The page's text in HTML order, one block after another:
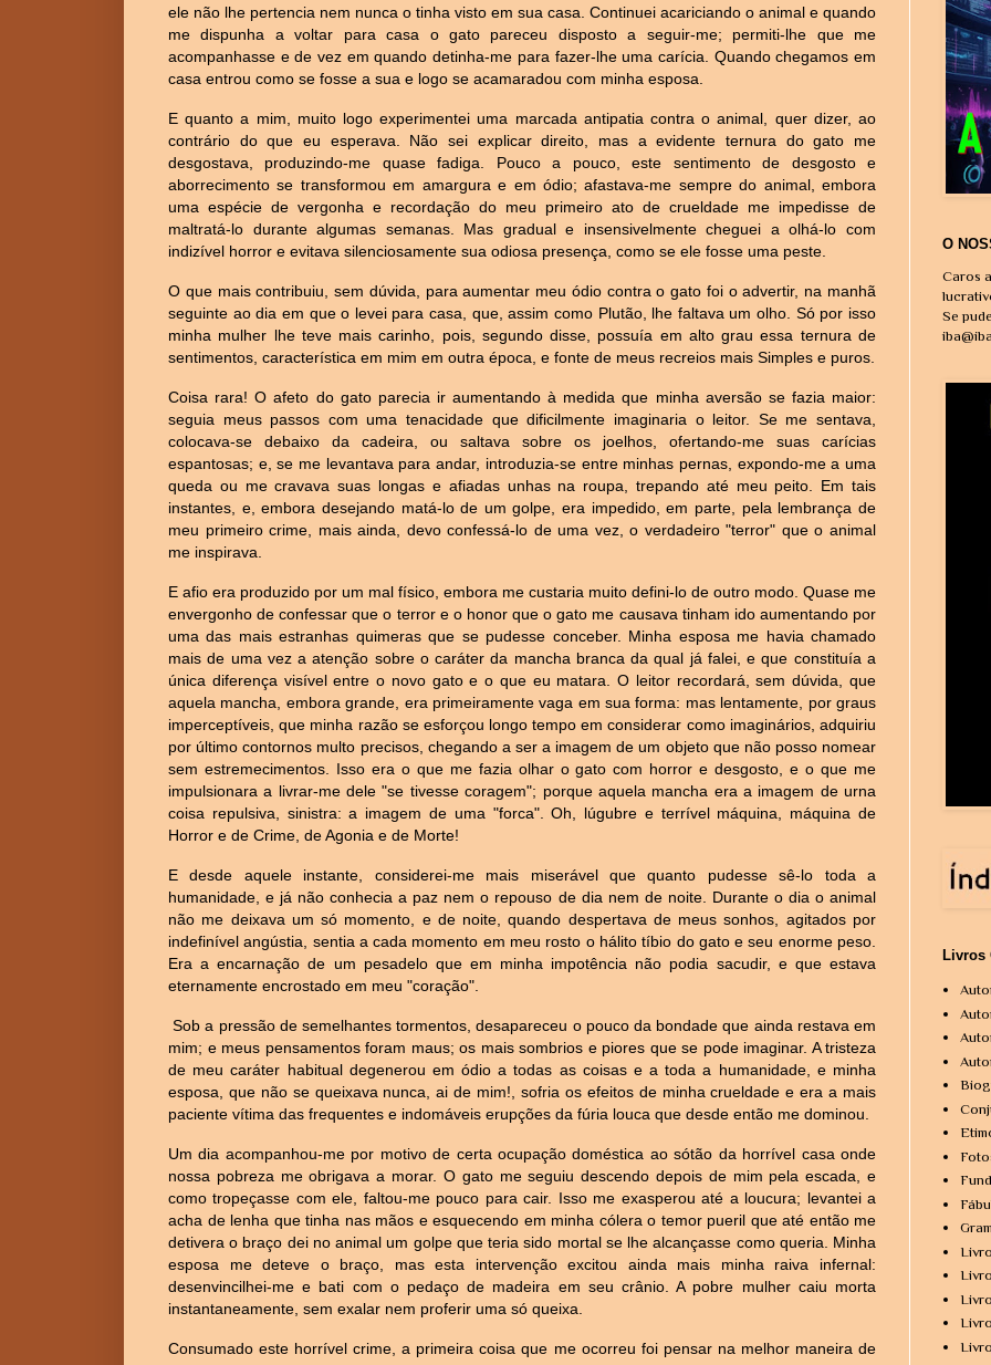
ele não lhe pertencia nem nunca o tinha visto em sua casa. Continuei acariciando o animal e quando
me dispunha a voltar para casa o gato pareceu disposto a seguir-me; permiti-lhe que me
acompanhasse e de vez em quando detinha-me para fazer-lhe uma carícia. Quando chegamos em
casa entrou como se fosse a sua e logo se acamaradou com minha esposa.
E quanto a mim, muito logo experimentei uma marcada antipatia contra o animal, quer dizer, ao
contrário do que eu esperava. Não sei explicar direito, mas a evidente ternura do gato me
desgostava, produzindo-me quase fadiga. Pouco a pouco, este sentimento de desgosto e
aborrecimento se transformou em amargura e em ódio; afastava-me sempre do animal, embora
uma espécie de vergonha e recordação do meu primeiro ato de crueldade me impedisse de
maltratá-lo durante algumas semanas. Mas gradual e insensivelmente cheguei a olhá-lo com
indizível horror e evitava silenciosamente sua odiosa presença, como se ele fosse uma peste.
O que mais contribuiu, sem dúvida, para aumentar meu ódio contra o gato foi o advertir, na manhã
seguinte ao dia em que o levei para casa, que, assim como Plutão, lhe faltava um olho. Só por isso
minha mulher lhe teve mais carinho, pois, segundo disse, possuía em alto grau essa ternura de
sentimentos, característica em mim em outra época, e fonte de meus recreios mais Simples e puros.
Coisa rara! O afeto do gato parecia ir aumentando à medida que minha aversão se fazia maior:
seguia meus passos com uma tenacidade que dificilmente imaginaria o leitor. Se me sentava,
colocava-se debaixo da cadeira, ou saltava sobre os joelhos, ofertando-me suas carícias
espantosas; e, se me levantava para andar, introduzia-se entre minhas pernas, expondo-me a uma
queda ou me cravava suas longas e afiadas unhas na roupa, trepando até meu peito. Em tais
instantes, e, embora desejando matá-lo de um golpe, era impedido, em parte, pela lembrança de
meu primeiro crime, mais ainda, devo confessá-lo de uma vez, o verdadeiro "terror" que o animal
me inspirava.
E afio era produzido por um mal físico, embora me custaria muito defini-lo de outro modo. Quase me
envergonho de confessar que o terror e o honor que o gato me causava tinham ido aumentando por
uma das mais estranhas quimeras que se pudesse conceber. Minha esposa me havia chamado
mais de uma vez a atenção sobre o caráter da mancha branca da qual já falei, e que constituía a
única diferença visível entre o novo gato e o que eu matara. O leitor recordará, sem dúvida, que
aquela mancha, embora grande, era primeiramente vaga em sua forma: mas lentamente, por graus
imperceptíveis, que minha razão se esforçou longo tempo em considerar como imaginários, adquiriu
por último contornos multo precisos, chegando a ser a imagem de um objeto que não posso nomear
sem estremecimentos. Isso era o que me fazia olhar o gato com horror e desgosto, e o que me
impulsionara a livrar-me dele "se tivesse coragem"; porque aquela mancha era a imagem de urna
coisa repulsiva, sinistra: a imagem de uma "forca". Oh, lúgubre e terrível máquina, máquina de
Horror e de Crime, de Agonia e de Morte!
E desde aquele instante, considerei-me mais miserável que quanto pudesse sê-lo toda a
humanidade, e já não conhecia a paz nem o repouso de dia nem de noite. Durante o dia o animal
não me deixava um só momento, e de noite, quando despertava de meus sonhos, agitados por
indefinível angústia, sentia a cada momento em meu rosto o hálito tíbio do gato e seu enorme peso.
Era a encarnação de um pesadelo que em minha impotência não podia sacudir, e que estava
eternamente encrostado em meu "coração".
Sob a pressão de semelhantes tormentos, desapareceu o pouco da bondade que ainda restava em
mim; e meus pensamentos foram maus; os mais sombrios e piores que se pode imaginar. A tristeza
de meu caráter habitual degenerou em ódio a todas as coisas e a toda a humanidade, e minha
esposa, que não se queixava nunca, ai de mim!, sofria os efeitos de minha crueldade e era a mais
paciente vítima das frequentes e indomáveis erupções da fúria louca que desde então me dominou.
Um dia acompanhou-me por motivo de certa ocupação doméstica ao sótão da horrível casa onde
nossa pobreza me obrigava a morar. O gato me seguiu descendo depois de mim pela escada, e
como tropeçasse com ele, faltou-me pouco para cair. Isso me exasperou até a loucura; levantei a
acha de lenha que tinha nas mãos e esquecendo em minha cólera o temor pueril que até então me
detivera o braço dei no animal um golpe que teria sido mortal se lhe alcançasse como queria. Minha
esposa me deteve o braço, mas esta intervenção excitou ainda mais minha raiva infernal:
desenvincilhei-me e bati com o pedaço de madeira em seu crânio. A pobre mulher caiu morta
instantaneamente, sem exalar nem proferir uma só queixa.
Consumado este horrível crime, a primeira coisa que me ocorreu foi pensar na melhor maneira de
O
Caros
Se
Livros